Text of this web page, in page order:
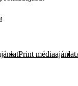
Print médiaajánlat